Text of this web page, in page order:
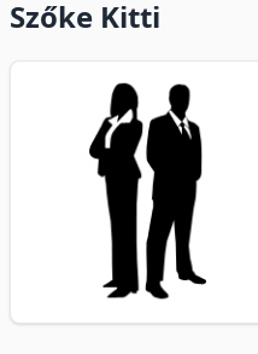
Szőke Kitti